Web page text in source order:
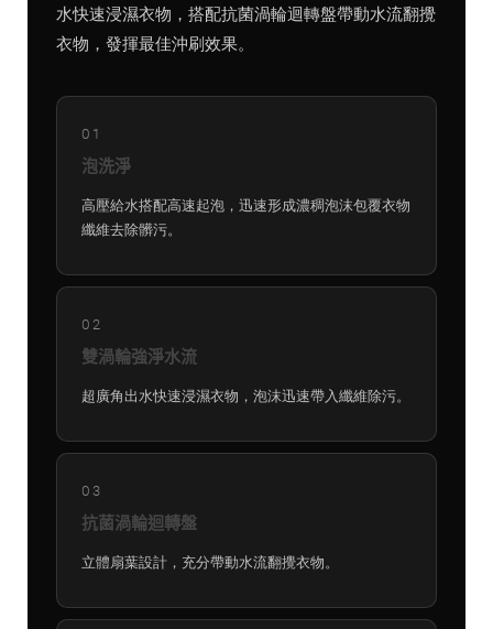
水快速浸濕衣物，搭配抗菌渦輪迴轉盤帶動水流翻攪
衣物，發揮最佳沖刷效果。
01
泡洗淨
高壓給水搭配高速起泡，迅速形成濃稠泡沫包覆衣物
纖維去除髒污。
02
雙渦輪強淨水流
超廣角出水快速浸濕衣物，泡沫迅速帶入纖維除污。
03
抗菌渦輪迴轉盤
立體扇葉設計，充分帶動水流翻攪衣物。